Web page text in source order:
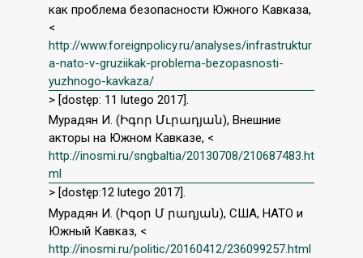
как проблема безопасности Южного Кавказа,
<
http://www.foreignpolicy.ru/analyses/infrastruktur
a-nato-v-gruziikak-problema-bezopasnosti-
yuzhnogo-kavkaza/
> [dostęp: 11 lutego 2017].
Мурадян И. (Իգոր Մւրադյան), Внешние
акторы на Южном Кавказе, <
http://inosmi.ru/sngbaltia/20130708/210687483.ht
ml
> [dostęp:12 lutego 2017].
Мурадян И. (Իգօր Մ րադյան), США, НАТО и
Южный Кавказ, <
http://inosmi.ru/politic/20160412/236099257.html